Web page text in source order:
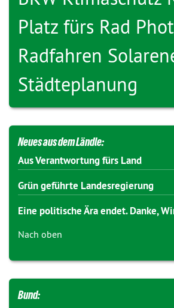
Platz fürs Rad
Radfahren
Städteplanung
Neues aus dem Ländle:
Aus Verantwortung fürs Land
Grün geführte Landesregierung
Eine politische Ära endet. Danke,
Nach oben
Bund: